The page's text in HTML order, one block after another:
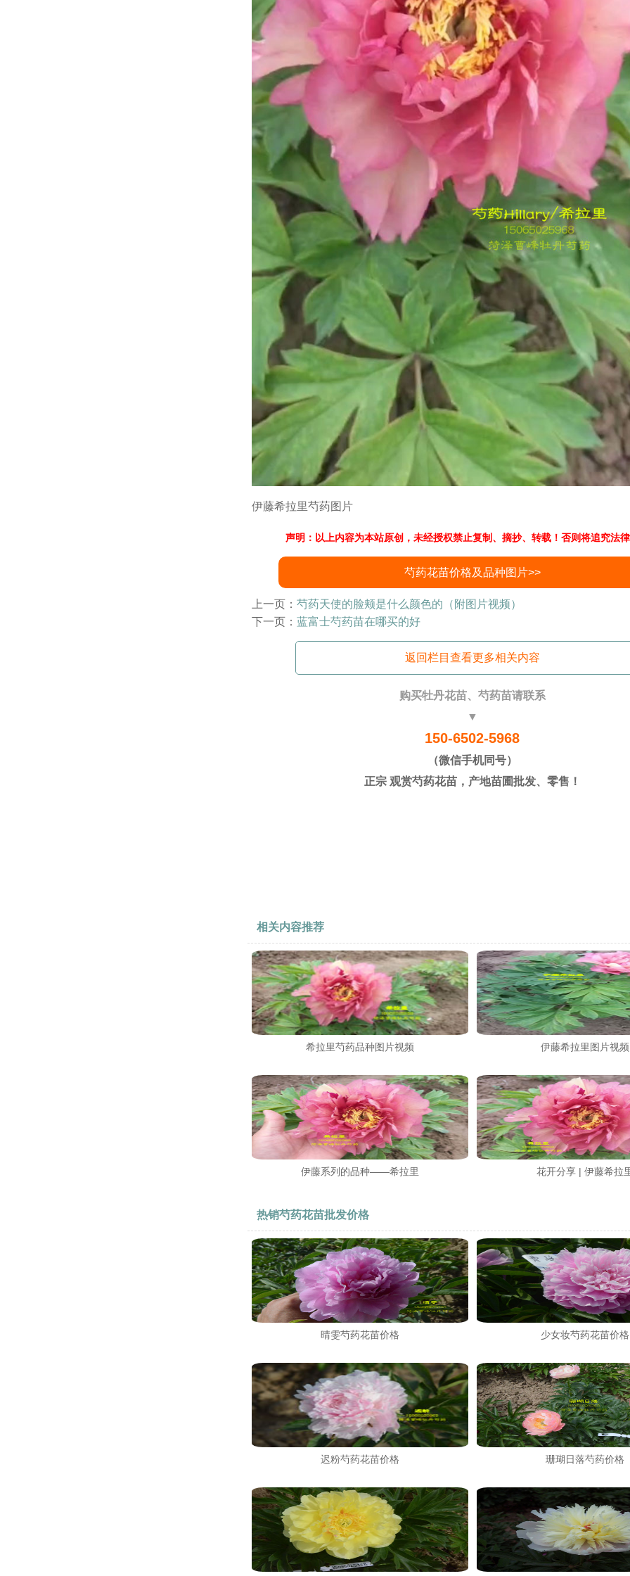
伊藤希拉里芍药图片
声明：以上内容为本站原创，未经授权禁止复制、摘抄、转载！否则将追究法
芍药花苗价格及品种图片>>
上一页：芍药天使的脸颊是什么颜色的（附图片视频）
下一页：蓝富士芍药苗在哪买的好
返回栏目查看更多相关内容
购买牡丹花苗、芍药苗请联系
▼
150-6502-5968
（微信手机同号）
正宗 观赏芍药花苗，产地苗圃批发、零售！
相关内容推荐
希拉里芍药品种图片视频 伊藤希拉里图片视频
伊藤系列的品种——希拉里 花开分享 | 伊藤希拉
热销芍药花苗批发价格
晴雯芍药花苗价格 少女妆芍药花苗价格
迟粉芍药花苗价格 珊瑚日落芍药价格